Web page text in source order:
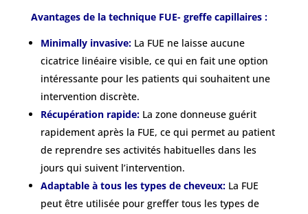
Avantages de la technique FUE- greffe capillaires :
Minimally invasive:La FUE ne laisse aucune
cicatrice linéaire visible, ce qui en fait une option
intéressante pour les patients qui souhaitent une
intervention discrète.
Récupération rapide:La zone donneuse guérit
rapidement après la FUE, ce qui permet au patient
de reprendre ses activités habituelles dans les
jours qui suivent l’intervention.
Adaptable à tous les types de cheveux:La FUE
peut être utilisée pour greffer tous les types de